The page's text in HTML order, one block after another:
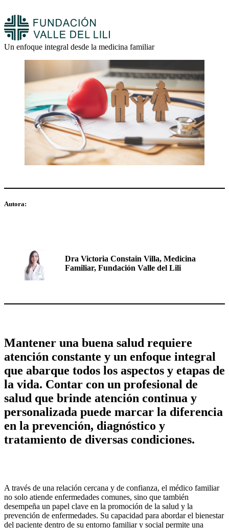
Un enfoque integral desde la medicina familiar
Autora:
Dra Victoria Constain Villa, Medicina
Familiar, Fundación Valle del Lili
Mantener una buena salud requiere
atención constante y un enfoque integral
que abarque todos los aspectos y etapas de
la vida. Contar con un profesional de
salud que brinde atención continua y
personalizada puede marcar la diferencia
en la prevención, diagnóstico y
tratamiento de diversas condiciones.
A través de una relación cercana y de confianza, el médico familiar
no solo atiende enfermedades comunes, sino que también
desempeña un papel clave en la promoción de la salud y la
prevención de enfermedades. Su capacidad para abordar el bienestar
del paciente dentro de su entorno familiar y social permite una